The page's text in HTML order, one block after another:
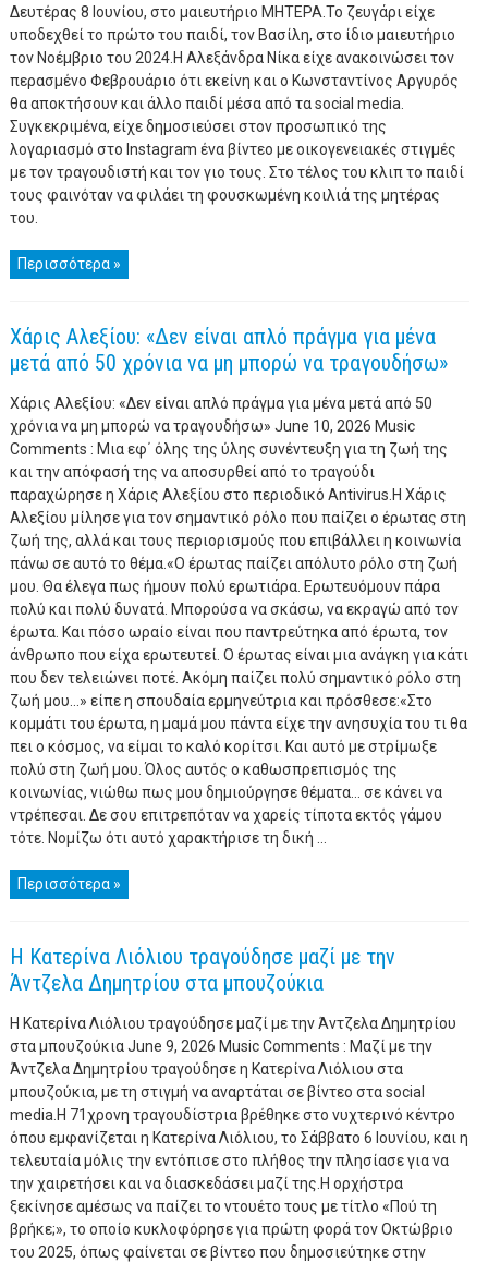
Δευτέρας 8 Ιουνίου, στο μαιευτήριο ΜΗΤΕΡΑ.Το ζευγάρι είχε
υποδεχθεί το πρώτο του παιδί, τον Βασίλη, στο ίδιο μαιευτήριο
τον Νοέμβριο του 2024.Η Αλεξάνδρα Νίκα είχε ανακοινώσει τον
περασμένο Φεβρουάριο ότι εκείνη και ο Κωνσταντίνος Αργυρός
θα αποκτήσουν και άλλο παιδί μέσα από τα social media.
Συγκεκριμένα, είχε δημοσιεύσει στον προσωπικό της
λογαριασμό στο Instagram ένα βίντεο με οικογενειακές στιγμές
με τον τραγουδιστή και τον γιο τους. Στο τέλος του κλιπ το παιδί
τους φαινόταν να φιλάει τη φουσκωμένη κοιλιά της μητέρας
του.
Περισσότερα »
Χάρις Αλεξίου: «Δεν είναι απλό πράγμα για μένα
μετά από 50 χρόνια να μη μπορώ να τραγουδήσω»
Χάρις Αλεξίου: «Δεν είναι απλό πράγμα για μένα μετά από 50
χρόνια να μη μπορώ να τραγουδήσω» June 10, 2026 Music
Comments : Μια εφ΄ όλης της ύλης συνέντευξη για τη ζωή της
και την απόφασή της να αποσυρθεί από το τραγούδι
παραχώρησε η Χάρις Αλεξίου στο περιοδικό Antivirus.Η Χάρις
Αλεξίου μίλησε για τον σημαντικό ρόλο που παίζει ο έρωτας στη
ζωή της, αλλά και τους περιορισμούς που επιβάλλει η κοινωνία
πάνω σε αυτό το θέμα.«Ο έρωτας παίζει απόλυτο ρόλο στη ζωή
μου. Θα έλεγα πως ήμουν πολύ ερωτιάρα. Ερωτευόμουν πάρα
πολύ και πολύ δυνατά. Μπορούσα να σκάσω, να εκραγώ από τον
έρωτα. Και πόσο ωραίο είναι που παντρεύτηκα από έρωτα, τον
άνθρωπο που είχα ερωτευτεί. Ο έρωτας είναι μια ανάγκη για κάτι
που δεν τελειώνει ποτέ. Ακόμη παίζει πολύ σημαντικό ρόλο στη
ζωή μου…» είπε η σπουδαία ερμηνεύτρια και πρόσθεσε:«Στο
κομμάτι του έρωτα, η μαμά μου πάντα είχε την ανησυχία του τι θα
πει ο κόσμος, να είμαι το καλό κορίτσι. Και αυτό με στρίμωξε
πολύ στη ζωή μου. Όλος αυτός ο καθωσπρεπισμός της
κοινωνίας, νιώθω πως μου δημιούργησε θέματα… σε κάνει να
ντρέπεσαι. Δε σου επιτρεπόταν να χαρείς τίποτα εκτός γάμου
τότε. Νομίζω ότι αυτό χαρακτήρισε τη δική ...
Περισσότερα »
Η Κατερίνα Λιόλιου τραγούδησε μαζί με την
Άντζελα Δημητρίου στα μπουζούκια
Η Κατερίνα Λιόλιου τραγούδησε μαζί με την Άντζελα Δημητρίου
στα μπουζούκια June 9, 2026 Music Comments : Μαζί με την
Άντζελα Δημητρίου τραγούδησε η Κατερίνα Λιόλιου στα
μπουζούκια, με τη στιγμή να αναρτάται σε βίντεο στα social
media.Η 71χρονη τραγουδίστρια βρέθηκε στο νυχτερινό κέντρο
όπου εμφανίζεται η Κατερίνα Λιόλιου, το Σάββατο 6 Ιουνίου, και η
τελευταία μόλις την εντόπισε στο πλήθος την πλησίασε για να
την χαιρετήσει και να διασκεδάσει μαζί της.Η ορχήστρα
ξεκίνησε αμέσως να παίζει το ντουέτο τους με τίτλο «Πού τη
βρήκε;», το οποίο κυκλοφόρησε για πρώτη φορά τον Οκτώβριο
του 2025, όπως φαίνεται σε βίντεο που δημοσιεύτηκε στην